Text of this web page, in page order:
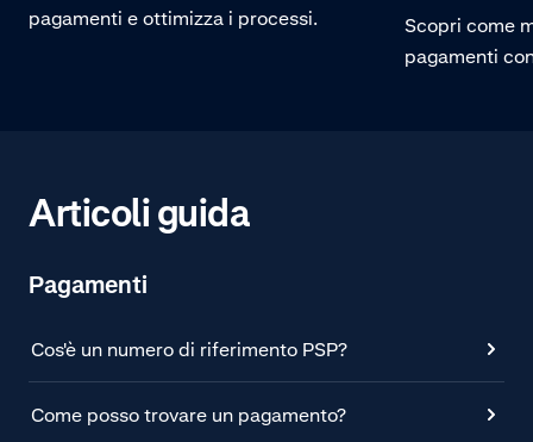
pagamenti e ottimizza i processi.
Scopri come
pagamenti
Articoli guida
Pagamenti
Cos'è un numero di riferimento PSP?
Come posso trovare un pagamento?